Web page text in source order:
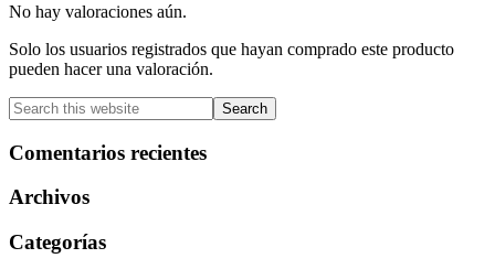
No hay valoraciones aún.
Solo los usuarios registrados que hayan comprado este producto
pueden hacer una valoración.
Primary
Sidebar
Search
this
website
Comentarios recientes
Archivos
Categorías